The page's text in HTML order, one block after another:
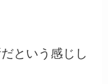
という感じし